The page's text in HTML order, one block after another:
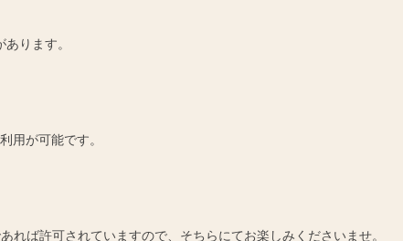
ります。
用が可能です。
れば許可されていますので、そちらにてお楽しみくださいませ。